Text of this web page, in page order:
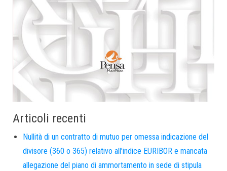
Articoli recenti
Nullità di un contratto di mutuo per omessa indicazione del
divisore (360 o 365) relativo all’indice EURIBOR e mancata
allegazione del piano di ammortamento in sede di stipula